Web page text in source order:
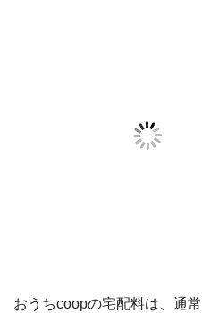
おうちcoopの宅配料は、通常